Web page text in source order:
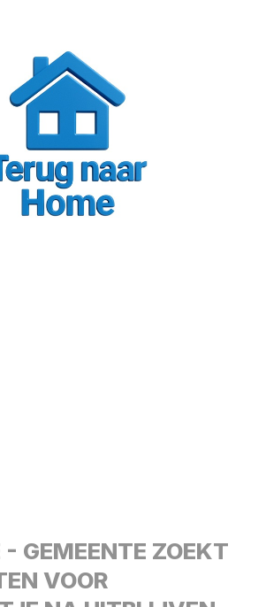
- GEMEENTE ZOEKT
VOOR